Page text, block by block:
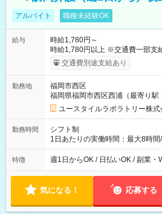
アルバイト 職種未経験OK
給与
時給1,780円～
時給1,780円以上 ※交通費一部支
考慮して決定します 【収入例】 週1回勤務の場合：1,780円×8時
間×4回=5万6,960円 週3回勤務の場合：1,780円×8時間×12回
月 ※ 雇用形態と給与に、本採用時
用形態：本採用時と同じです。 給
交通費別途支給あり
勤務地
福岡市西区
福岡県福岡市西区西浦（最寄り駅
ユースタイルラボラトリー株式
勤務時間
シフト制
1日あたりの実働時間：最大8時
00 ※週1日～OK ／ 夜勤専従 ＊＊ 勤務時間例 ＊＊ ■22時か
ら翌7時 ■23時から翌8時 ■24時から翌9時
ます。 ※曜日固定（毎週同じ曜
特徴 週1日からOK / 日払いOK / 副業・
気になる！ 応募する